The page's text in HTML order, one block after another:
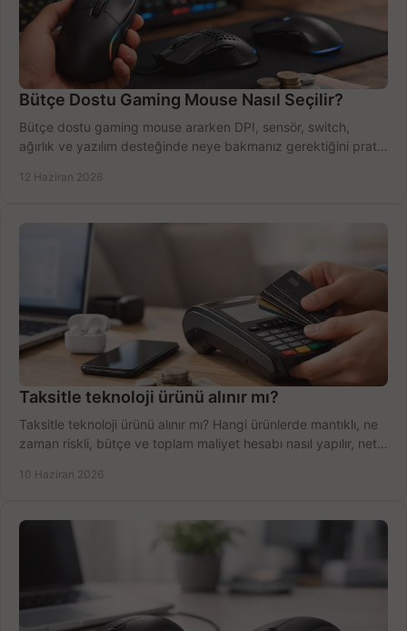
Bütçe Dostu Gaming Mouse Nasıl Seçilir?
Bütçe dostu gaming mouse ararken DPI, sensör, switch,
ağırlık ve yazılım desteğinde neye bakmanız gerektiğini pratik
12 Haziran 2026
Taksitle teknoloji ürünü alınır mı?
Taksitle teknoloji ürünü alınır mı? Hangi ürünlerde mantıklı, ne
zaman riskli, bütçe ve toplam maliyet hesabı nasıl yapılır, net
10 Haziran 2026